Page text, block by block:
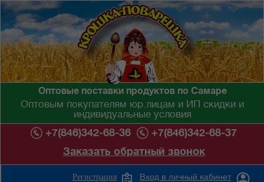
Оптовые поставки продуктов по Самаре
Оптовым покупателям юр.лицам и ИП скидки и
индивидуальные условия
+7(846)342-68-36
+7(846)342-68-37
Заказать обратный звонок
Вход в личный кабинет
Регистрация